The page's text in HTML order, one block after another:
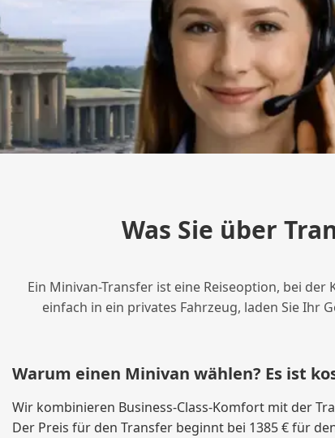
Was Sie über
Ein Minivan-Transfer ist eine Reiseoption, bei
einfach in ein privates Fahrzeug, laden Sie Ihr
Warum einen Minivan wählen? Es ist
Wir kombinieren Business-Class-Komfort mit der
Der Preis für den Transfer beginnt bei 1385 € für